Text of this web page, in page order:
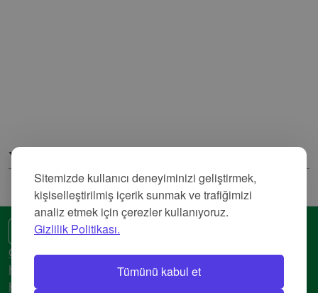
Sitemizde kullanıcı deneyiminizi geliştirmek,
kişiselleştirilmiş içerik sunmak ve trafiğimizi
analiz etmek için çerezler kullanıyoruz.
Gizlilik Politikası.
Tümünü kabul et
Yorumlar
🌍 Başka bir dil
Gizlilik Politikası
Hizmet Şartları
Künye